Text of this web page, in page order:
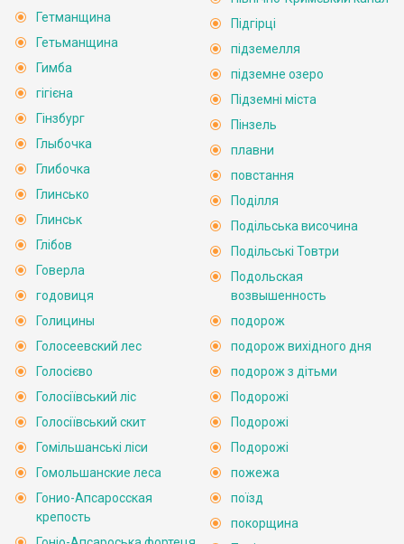
Гетманщина
Гетьманщина
Гимба
гігієна
Гінзбург
Глыбочка
Глибочка
Глинсько
Глинськ
Глібов
Говерла
годовиця
Голицины
Голосеевский лес
Голосієво
Голосіївський ліс
Голосіївський скит
Гомільшанські ліси
Гомольшанские леса
Гонио-Апсаросская
крепость
Підгірці
підземелля
підземне озеро
Підземні міста
Пінзель
плавни
повстання
Поділля
Подільська височина
Подільські Товтри
Подольская
возвышенность
подорож
подорож вихідного дня
подорож з дітьми
Подорожі
Подорожі
Подорожі
пожежа
поїзд
покорщина